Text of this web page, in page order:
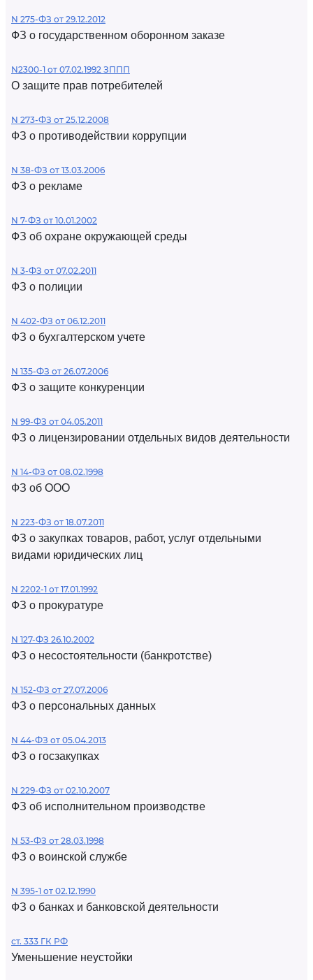
N 275-ФЗ от 29.12.2012
ФЗ о государственном оборонном заказе
N2300-1 от 07.02.1992 ЗППП
О защите прав потребителей
N 273-ФЗ от 25.12.2008
ФЗ о противодействии коррупции
N 38-ФЗ от 13.03.2006
ФЗ о рекламе
N 7-ФЗ от 10.01.2002
ФЗ об охране окружающей среды
N 3-ФЗ от 07.02.2011
ФЗ о полиции
N 402-ФЗ от 06.12.2011
ФЗ о бухгалтерском учете
N 135-ФЗ от 26.07.2006
ФЗ о защите конкуренции
N 99-ФЗ от 04.05.2011
ФЗ о лицензировании отдельных видов деятельности
N 14-ФЗ от 08.02.1998
ФЗ об ООО
N 223-ФЗ от 18.07.2011
ФЗ о закупках товаров, работ, услуг отдельными
видами юридических лиц
N 2202-1 от 17.01.1992
ФЗ о прокуратуре
N 127-ФЗ 26.10.2002
ФЗ о несостоятельности (банкротстве)
N 152-ФЗ от 27.07.2006
ФЗ о персональных данных
N 44-ФЗ от 05.04.2013
ФЗ о госзакупках
N 229-ФЗ от 02.10.2007
ФЗ об исполнительном производстве
N 53-ФЗ от 28.03.1998
ФЗ о воинской службе
N 395-1 от 02.12.1990
ФЗ о банках и банковской деятельности
ст. 333 ГК РФ
Уменьшение неустойки